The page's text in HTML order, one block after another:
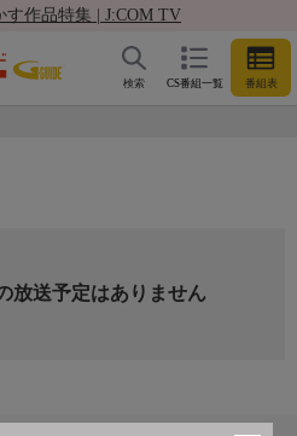
す作品特集 | J:COM TV
CS番組一覧 番組表
検索
放送予定はありません